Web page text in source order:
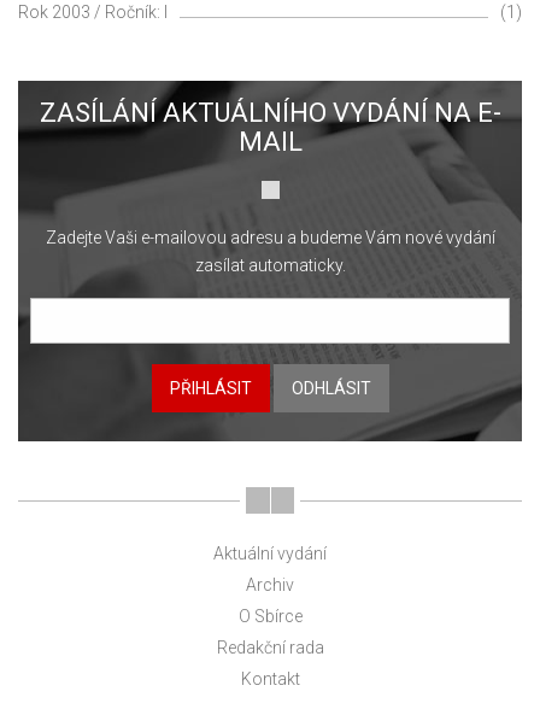
Rok 2003 / Ročník: I (1)
ZASÍLÁNÍ AKTUÁLNÍHO VYDÁNÍ NA E-
MAIL
Zadejte Vaši e-mailovou adresu a budeme Vám nové vydání
zasílat automaticky.
PŘIHLÁSIT ODHLÁSIT
Aktuální vydání
Archiv
O Sbírce
Redakční rada
Kontakt